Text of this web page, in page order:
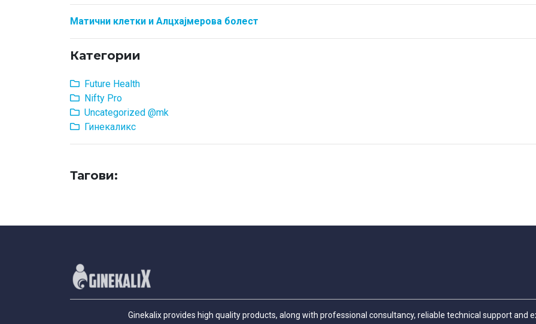
Матични клетки и Алцхајмерова болест
Категории
Future Health
Nifty Pro
Uncategorized @mk
Гинекаликс
Тагови:
Ginekalix provides high quality products, along with professional consultancy, reliable technical support and